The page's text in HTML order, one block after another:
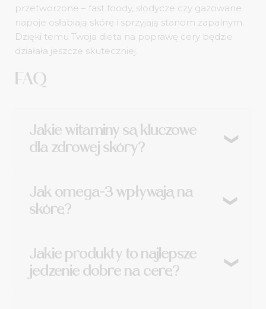
przetworzone – fast foody, słodycze czy gazowane
napoje osłabiają skórę i sprzyjają stanom zapalnym.
Dzięki temu Twoja dieta na poprawę cery będzie
działała jeszcze skuteczniej.
FAQ
Jakie witaminy są kluczowe
dla zdrowej skóry?
Najważniejsze to A, C i E – stanowią fundament
każdej skutecznej diety na poprawę cery.
Jak omega-3 wpływają na
skórę?
Nawilżają od wewnątrz i redukują stany zapalne,
wspierając dietę na zdrową skórę.
Jakie produkty to najlepsze
jedzenie dobre na cerę?
Awokado, orzechy, papryka, pomidory i tłuste